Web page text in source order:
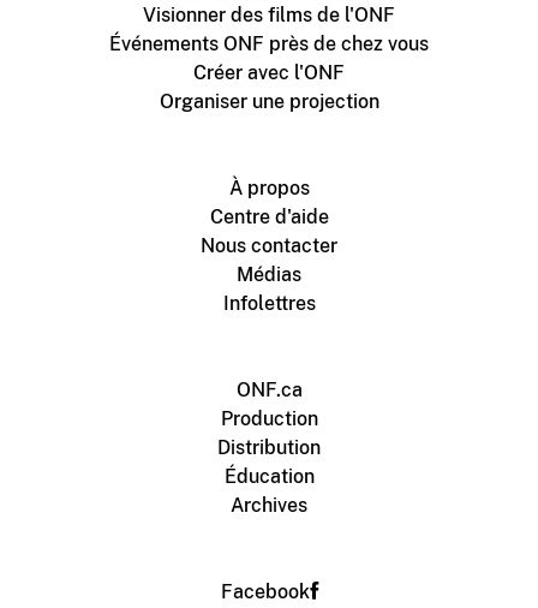
Visionner des films de l'ONF
Événements ONF près de chez vous
Créer avec l'ONF
Organiser une projection
À propos
Centre d'aide
Nous contacter
Médias
Infolettres
ONF.ca
Production
Distribution
Éducation
Archives
Facebook